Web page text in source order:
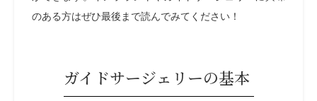
のある方はぜひ最後まで読んでみてください！
ガイドサージェリーの基本